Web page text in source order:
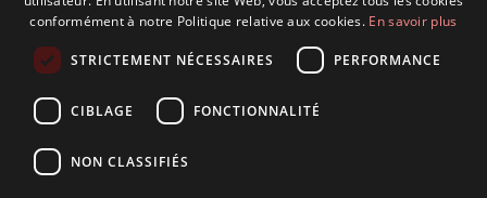
conformément à notre Politique relative aux cookies. En savoir plus
STRICTEMENT NÉCESSAIRES PERFORMANCE
CIBLAGE FONCTIONNALITÉ
NON CLASSIFIÉS